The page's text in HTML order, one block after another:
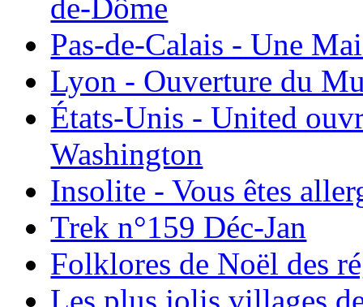
de-Dôme
Pas-de-Calais - Une
Lyon - Ouverture du
États-Unis - United
Washington
Insolite - Vous êtes
Trek n°159 Déc-Jan
Folklores de Noël des
Les plus jolis villages